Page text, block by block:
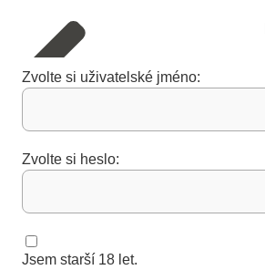
Zvolte si uživatelské jméno:
Zvolte si heslo:
Jsem starší 18 let.